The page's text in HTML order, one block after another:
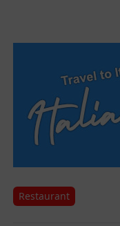
Restaurant